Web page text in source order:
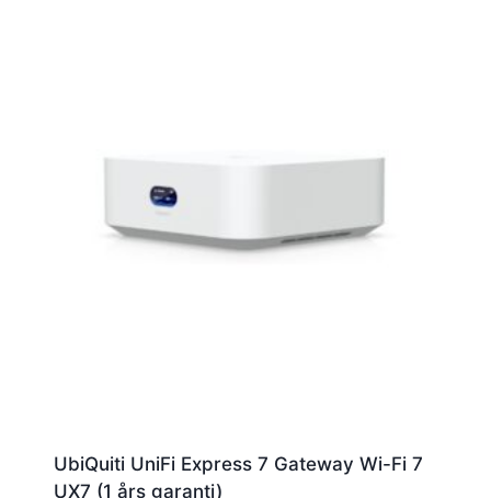
UbiQuiti UniFi Express 7 Gateway Wi-Fi 7
UX7 (1 års garanti)